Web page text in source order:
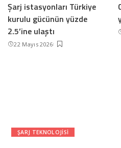
Şarj istasyonları Türkiye
kurulu gücünün yüzde
2.5’ine ulaştı
22 Mayıs 2026
ŞARJ TEKNOLOJISI